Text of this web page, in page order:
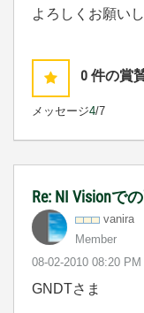
よろしくお願いし
0 件の賞
メッセージ4/7
Re: NI Visionで
vanira
Member
‎08-02-2010 08:20 PM
GNDTさま